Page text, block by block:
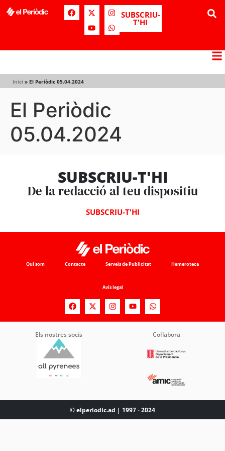
SUBSCRIU-
T'HI
Inici » El Periòdic 05.04.2024
El Periòdic
05.04.2024
SUBSCRIU-T'HI
De la redacció al teu dispositiu
SUBSCRIU-T'HI
Qui som Contacte Serveis de Publicitat Hemeroteca
Avís legal
Els nostres socis Col·labora
© elperiodic.ad | 1997 - 2024